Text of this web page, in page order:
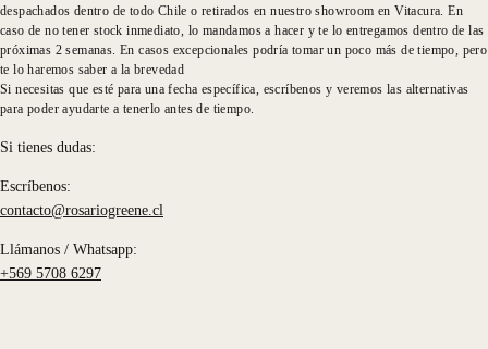
despachados dentro de todo Chile o retirados en nuestro showroom en Vitacura. En
caso de no tener stock inmediato, lo mandamos a hacer y te lo entregamos dentro de las
próximas 2 semanas. En casos excepcionales podría tomar un poco más de tiempo, pero
te lo haremos saber a la brevedad
Si necesitas que esté para una fecha específica, escríbenos y veremos las alternativas
para poder ayudarte a tenerlo antes de tiempo.
Si tienes dudas:
Escríbenos:
contacto@rosariogreene.cl
Llámanos / Whatsapp:
+569 5708 6297